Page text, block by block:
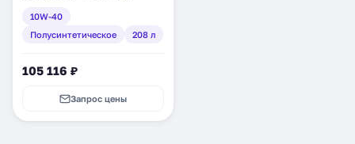
(15B698)
10W-40
Полусинтетическое
208 л
105 116 ₽
Запрос цены